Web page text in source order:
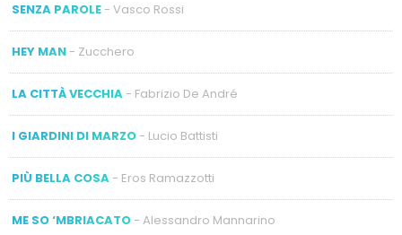
SENZA PAROLE- Vasco Rossi
HEY MAN- Zucchero
LA CITTÀ VECCHIA- Fabrizio De André
I GIARDINI DI MARZO- Lucio Battisti
PIÙ BELLA COSA- Eros Ramazzotti
ME SO ‘MBRIACATO- Alessandro Mannarino